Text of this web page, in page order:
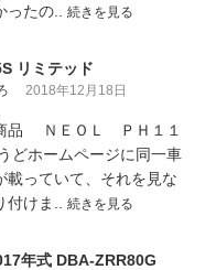
ったの.. 続きを見る
リミテッド
2018年12月18日
品 ＮＥＯＬ ＰＨ１１
どホームページに同一車
載っていて、それを見な
付けま.. 続きを見る
年式 DBA-ZRR80G